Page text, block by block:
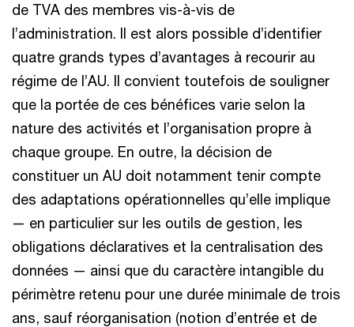
de TVA des membres vis-à-vis de
l’administration. Il est alors possible d’identifier
quatre grands types d’avantages à recourir au
régime de l’AU. Il convient toutefois de souligner
que la portée de ces bénéfices varie selon la
nature des activités et l’organisation propre à
chaque groupe. En outre, la décision de
constituer un AU doit notamment tenir compte
des adaptations opérationnelles qu’elle implique
— en particulier sur les outils de gestion, les
obligations déclaratives et la centralisation des
données — ainsi que du caractère intangible du
périmètre retenu pour une durée minimale de trois
ans, sauf réorganisation (notion d’entrée et de